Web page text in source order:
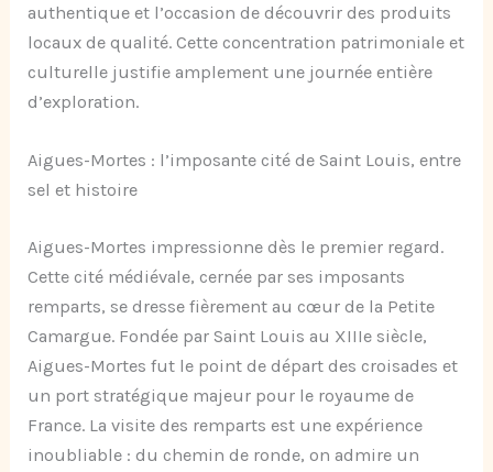
authentique et l’occasion de découvrir des produits
locaux de qualité. Cette concentration patrimoniale et
culturelle justifie amplement une journée entière
d’exploration.
Aigues-Mortes : l’imposante cité de Saint Louis, entre
sel et histoire
Aigues-Mortes impressionne dès le premier regard.
Cette cité médiévale, cernée par ses imposants
remparts, se dresse fièrement au cœur de la Petite
Camargue. Fondée par Saint Louis au XIIIe siècle,
Aigues-Mortes fut le point de départ des croisades et
un port stratégique majeur pour le royaume de
France. La visite des remparts est une expérience
inoubliable : du chemin de ronde, on admire un